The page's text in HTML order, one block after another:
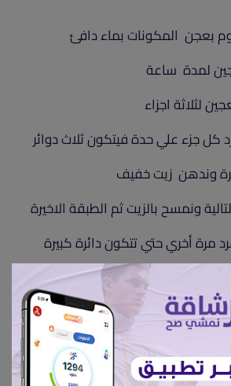
بعجن المكونات بماء دافئ
لمدة ساعة
لثلاثة اجزاء
كل جزء علي حدة فيتكون ثلاث دوائر
وندهن زيت خفيف
ونمسح بالزيت ثم الطبقة الاخيرة
مرة أخري حتي تتكون دائرة كبيرة
بقطعها علي 16 مثلث
قاعدة المثلث
المثلت من القاعدة للراس وندهن
ويخمر مرة اخرى ونخبز